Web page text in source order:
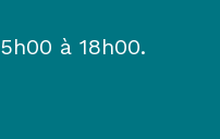
à 18h00.